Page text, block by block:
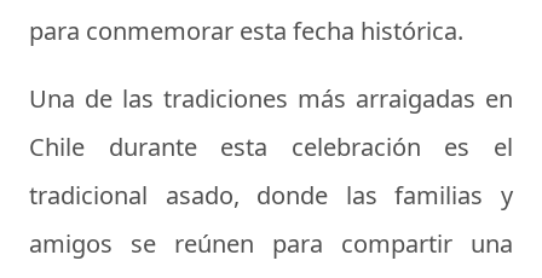
para conmemorar esta fecha histórica.
Una de las tradiciones más arraigadas en
Chile durante esta celebración es el
tradicional asado, donde las familias y
amigos se reúnen para compartir una